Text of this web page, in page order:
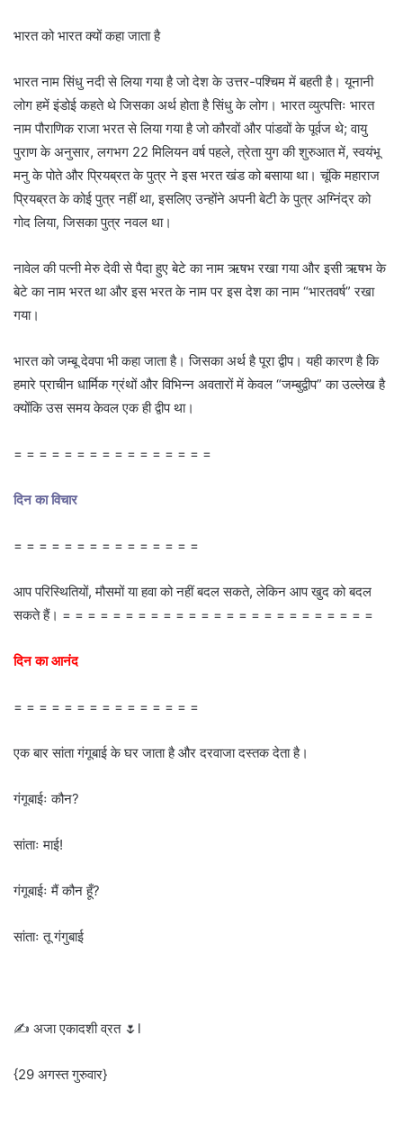
भारत को भारत क्यों कहा जाता है
भारत नाम सिंधु नदी से लिया गया है जो देश के उत्तर-पश्चिम में बहती है। यूनानी
लोग हमें इंडोई कहते थे जिसका अर्थ होता है सिंधु के लोग। भारत व्युत्पत्तिः भारत
नाम पौराणिक राजा भरत से लिया गया है जो कौरवों और पांडवों के पूर्वज थे; वायु
पुराण के अनुसार, लगभग 22 मिलियन वर्ष पहले, त्रेता युग की शुरुआत में, स्वयंभू
मनु के पोते और प्रियब्रत के पुत्र ने इस भरत खंड को बसाया था। चूंकि महाराज
प्रियब्रत के कोई पुत्र नहीं था, इसलिए उन्होंने अपनी बेटी के पुत्र अग्निंद्र को
गोद लिया, जिसका पुत्र नवल था।
नावेल की पत्नी मेरु देवी से पैदा हुए बेटे का नाम ऋषभ रखा गया और इसी ऋषभ के
बेटे का नाम भरत था और इस भरत के नाम पर इस देश का नाम “भारतवर्ष” रखा
गया।
भारत को जम्बू देवपा भी कहा जाता है। जिसका अर्थ है पूरा द्वीप। यही कारण है कि
हमारे प्राचीन धार्मिक ग्रंथों और विभिन्न अवतारों में केवल “जम्बुद्वीप” का उल्लेख है
क्योंकि उस समय केवल एक ही द्वीप था।
= = = = = = = = = = = = = = = =
दिन का विचार
= = = = = = = = = = = = = = =
आप परिस्थितियों, मौसमों या हवा को नहीं बदल सकते, लेकिन आप खुद को बदल
सकते हैं। = = = = = = = = = = = = = = = = = = = = = = = = =
दिन का आनंद
= = = = = = = = = = = = = = =
एक बार सांता गंगूबाई के घर जाता है और दरवाजा दस्तक देता है।
गंगूबाईः कौन?
सांताः माई!
गंगूबाईः मैं कौन हूँ?
सांताः तू गंगुबाई
✍️ अजा एकादशी व्रत 🌷l
{29 अगस्त गुरुवार}